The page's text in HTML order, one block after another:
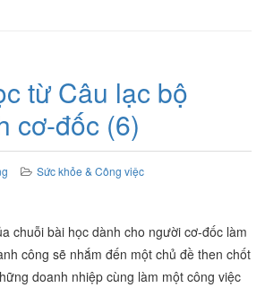
từ Câu lạc bộ
cơ-đốc (6)
Sức khỏe & Công việc
chuỗi bài học dành cho người cơ-đốc làm
công sẽ nhắm đến một chủ đề then chốt
doanh nhiệp cùng làm một công việc